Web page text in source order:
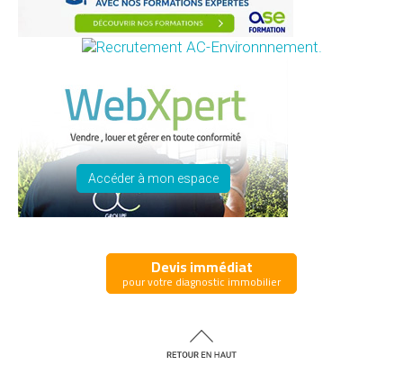
Accéder à mon espace
Devis immédiat
pour votre diagnostic immobilier